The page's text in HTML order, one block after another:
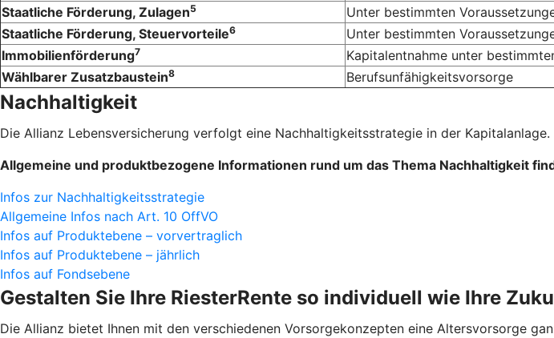
Staatliche Förderung, Zulagen5
Unter bestimmten
Staatliche Förderung, Steuervorteile6
Unter bestimmten
Immobilienförderung7
Kapitalentnahme unter
Wählbarer Zusatzbaustein8 Berufsunfähigkeitsvorsorge
Nachhaltigkeit
Die Allianz Lebensversicherung verfolgt eine Nachhaltigkeitsstrategie in der Kapitalanlage.
Allgemeine und produktbezogene Informationen rund um das Thema Nachhaltigkeit
Infos zur Nachhaltigkeitsstrategie
Allgemeine Infos nach Art. 10 OffVO
Infos auf Produktebene – vorvertraglich
Infos auf Produktebene – jährlich
Infos auf Fondsebene
Gestalten Sie Ihre RiesterRente so individuell wie Ihre
Die Allianz bietet Ihnen mit den verschiedenen Vorsorgekonzepten eine Altersvorsorge